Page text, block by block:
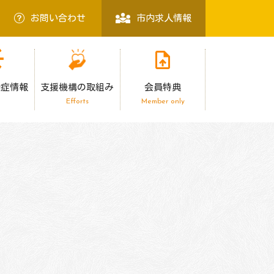
お問い合わせ 市内求人情報
情報 支援機構の取組み
Efforts
会員特典
Member only